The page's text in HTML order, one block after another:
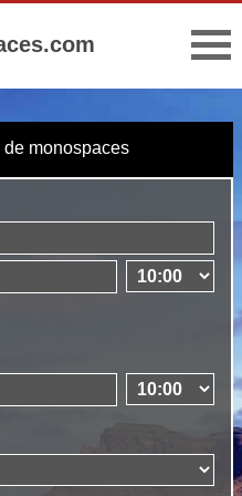
monospaces